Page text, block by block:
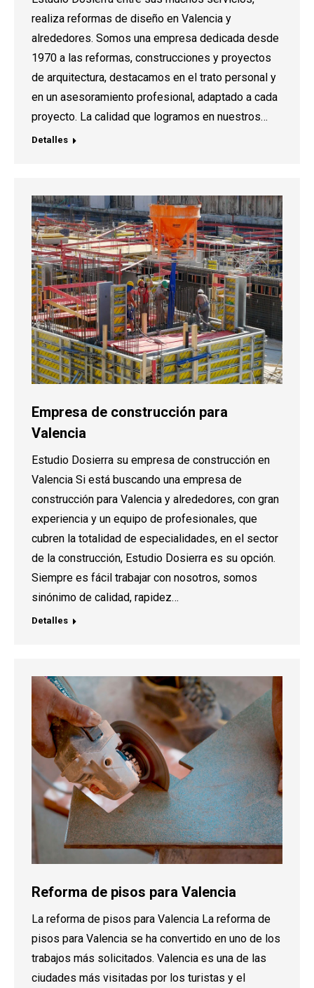
realiza reformas de diseño en Valencia y
alrededores. Somos una empresa dedicada desde
1970 a las reformas, construcciones y proyectos
de arquitectura, destacamos en el trato personal y
en un asesoramiento profesional, adaptado a cada
proyecto. La calidad que logramos en nuestros…
Detalles
Empresa de construcción para
Valencia
Estudio Dosierra su empresa de construcción en
Valencia Si está buscando una empresa de
construcción para Valencia y alrededores, con gran
experiencia y un equipo de profesionales, que
cubren la totalidad de especialidades, en el sector
de la construcción, Estudio Dosierra es su opción.
Siempre es fácil trabajar con nosotros, somos
sinónimo de calidad, rapidez…
Detalles
Reforma de pisos para Valencia
La reforma de pisos para Valencia La reforma de
pisos para Valencia se ha convertido en uno de los
trabajos más solicitados. Valencia es una de las
ciudades más visitadas por los turistas y el